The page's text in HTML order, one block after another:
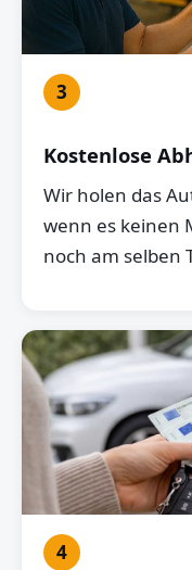
3
Kostenlose
Wir holen das
wenn es keinen
noch am selben
4